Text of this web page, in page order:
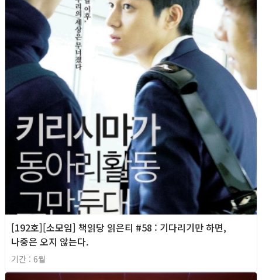
[192호][소모임] 책읽당 읽은티 #58 : 기다리기만 하면,
나중은 오지 않는다.
기간 : 6월